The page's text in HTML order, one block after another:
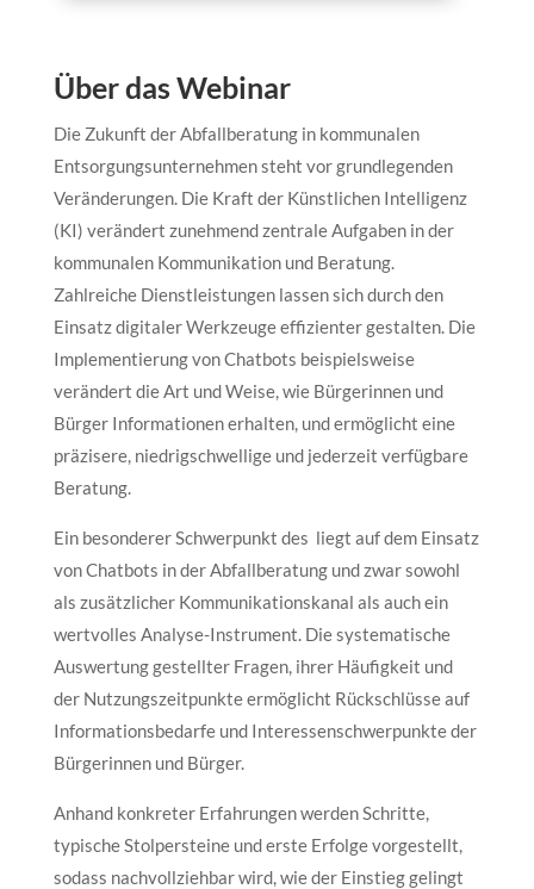
Über das Webinar
Die Zukunft der Abfallberatung in kommunalen
Entsorgungsunternehmen steht vor grundlegenden
Veränderungen. Die Kraft der Künstlichen Intelligenz
(KI) verändert zunehmend zentrale Aufgaben in der
kommunalen Kommunikation und Beratung.
Zahlreiche Dienstleistungen lassen sich durch den
Einsatz digitaler Werkzeuge effizienter gestalten. Die
Implementierung von Chatbots beispielsweise
verändert die Art und Weise, wie Bürgerinnen und
Bürger Informationen erhalten, und ermöglicht eine
präzisere, niedrigschwellige und jederzeit verfügbare
Beratung.
Ein besonderer Schwerpunkt des liegt auf dem Einsatz
von Chatbots in der Abfallberatung und zwar sowohl
als zusätzlicher Kommunikationskanal als auch ein
wertvolles Analyse-Instrument. Die systematische
Auswertung gestellter Fragen, ihrer Häufigkeit und
der Nutzungszeitpunkte ermöglicht Rückschlüsse auf
Informationsbedarfe und Interessenschwerpunkte der
Bürgerinnen und Bürger.
Anhand konkreter Erfahrungen werden Schritte,
typische Stolpersteine und erste Erfolge vorgestellt,
sodass nachvollziehbar wird, wie der Einstieg gelingt